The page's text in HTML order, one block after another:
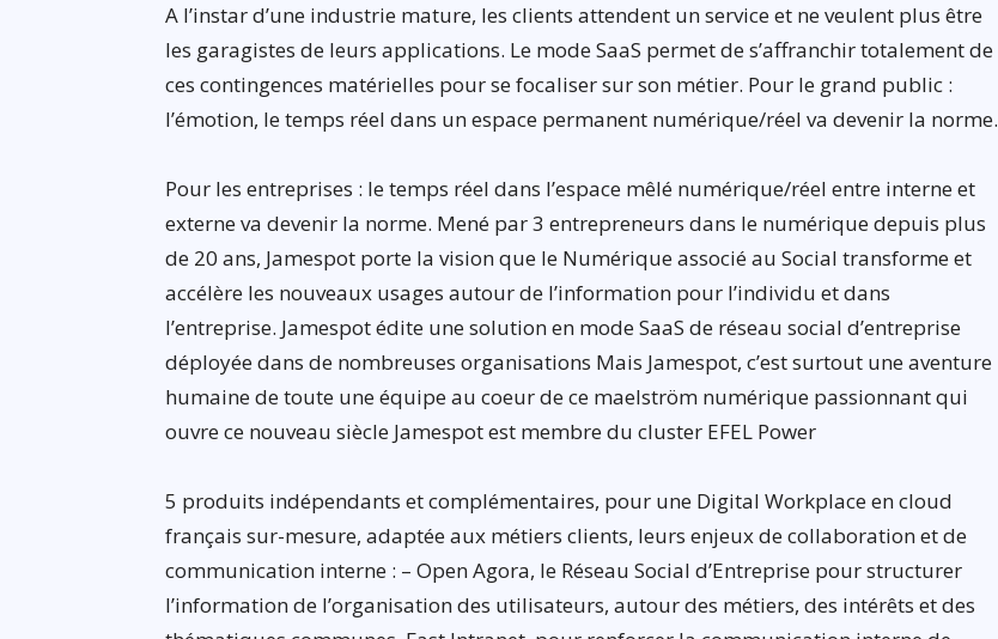
A l’instar d’une industrie mature, les clients attendent un service et ne veulent plus être
les garagistes de leurs applications. Le mode SaaS permet de s’affranchir totalement de
ces contingences matérielles pour se focaliser sur son métier. Pour le grand public :
l’émotion, le temps réel dans un espace permanent numérique/réel va devenir la norme.
Pour les entreprises : le temps réel dans l’espace mêlé numérique/réel entre interne et
externe va devenir la norme. Mené par 3 entrepreneurs dans le numérique depuis plus
de 20 ans, Jamespot porte la vision que le Numérique associé au Social transforme et
accélère les nouveaux usages autour de l’information pour l’individu et dans
l’entreprise. Jamespot édite une solution en mode SaaS de réseau social d’entreprise
déployée dans de nombreuses organisations Mais Jamespot, c’est surtout une aventure
humaine de toute une équipe au coeur de ce maelström numérique passionnant qui
ouvre ce nouveau siècle Jamespot est membre du cluster EFEL Power
5 produits indépendants et complémentaires, pour une Digital Workplace en cloud
français sur-mesure, adaptée aux métiers clients, leurs enjeux de collaboration et de
communication interne : – Open Agora, le Réseau Social d’Entreprise pour structurer
l’information de l’organisation des utilisateurs, autour des métiers, des intérêts et des